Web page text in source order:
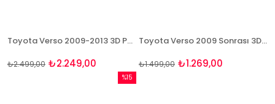
Toyota Verso 2009-2013 3D Paspas Takımı Bizymo
₺2.249,00
₺2.499,00
Toyota Verso 2009 Sonrası 3D Bagaj Havuzu Rizline
₺1.269,00
₺1.499,00
%15